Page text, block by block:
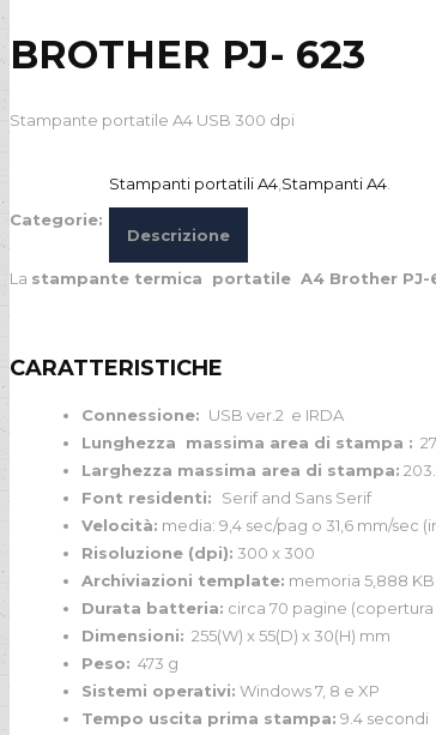
BROTHER PJ- 623
Stampante portatile A4 USB 300 dpi
Categorie:
Stampanti portatili A4 Stampanti A4
Descrizione
La stampante termica portatile A4 Brother PJ-
CARATTERISTICHE
Connessione: USB ver.2 e IRDA
Lunghezza massima area di stampa :
Larghezza massima area di stampa:
Font residenti: Serif and Sans Serif
Velocità: media: 9,4 sec/pag o 31,6 mm/sec
Risoluzione (dpi): 300 x 300
Archiviazioni template: memoria 5,888
Durata batteria: circa 70 pagine
Dimensioni: 255(W) x 55(D) x 30(H) mm
Peso: 473 g
Sistemi operativi: Windows 7, 8 e XP
Tempo uscita prima stampa: 9.4 secondi